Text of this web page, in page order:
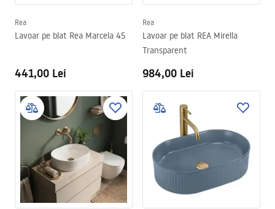
Rea
Lavoar pe blat Rea Marcela 45
441,00 Lei
Rea
Lavoar pe blat REA Mirella
Transparent
984,00 Lei